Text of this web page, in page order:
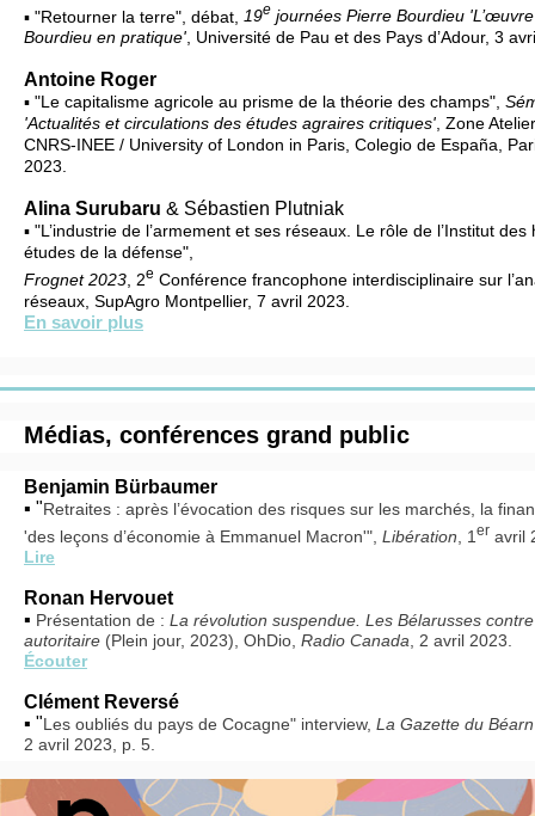
▪ "Retourner la terre", débat, 19e journées Pierre Bourdieu
Bourdieu en pratique', Université de Pau et des Pays d’Adour, 3
Antoine Roger
▪ "Le capitalisme agricole au prisme de la théorie des champs",
'Actualités et circulations des études agraires critiques', Zone
CNRS-INEE / University of London in Paris, Colegio de España,
2023.
Alina Surubaru & Sébastien Plutniak
▪ "L’industrie de l’armement et ses réseaux. Le rôle de l’Institut des
études de la défense",
Frognet 2023 , 2e Conférence francophone interdisciplinaire sur
réseaux, SupAgro Montpellier, 7 avril 2023.
En savoir plus
Médias, conférences grand public
Benjamin Bürbaumer
▪ "Retraites : après l’évocation des risques sur les marchés, la
'des leçons d’économie à Emmanuel Macron'", Libération , 1 er avril
Lire
Ronan Hervouet
▪ Présentation de : La révolution suspendue. Les Bélarusses contre
autoritaire (Plein jour, 2023), OhDio, Radio Canada , 2 avril 2023.
Écouter
Clément Reversé
▪ "Les oubliés du pays de Cocagne" interview, La Gazette du
2 avril 2023, p. 5.